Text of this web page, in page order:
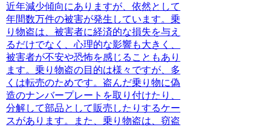
近年減少傾向にありますが、依然として
年間数万件の被害が発生しています。乗
り物盗は、被害者に経済的な損失を与え
るだけでなく、心理的な影響も大きく、
被害者が不安や恐怖を感じることもあり
ます。乗り物盗の目的は様々ですが、多
くは転売のためです。盗んだ乗り物に偽
造のナンバープレートを取り付けたり、
分解して部品として販売したりするケー
スがあります。また、乗り物盗は、窃盗